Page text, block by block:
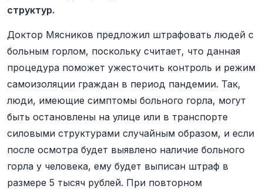
структур.
Доктор Мясников предложил штрафовать людей с
больным горлом, поскольку считает, что данная
процедура поможет ужесточить контроль и режим
самоизоляции граждан в период пандемии. Так,
люди, имеющие симптомы больного горла, могут
быть остановлены на улице или в транспорте
силовыми структурами случайным образом, и если
после осмотра будет выявлено наличие больного
горла у человека, ему будет выписан штраф в
размере 5 тысяч рублей. При повторном